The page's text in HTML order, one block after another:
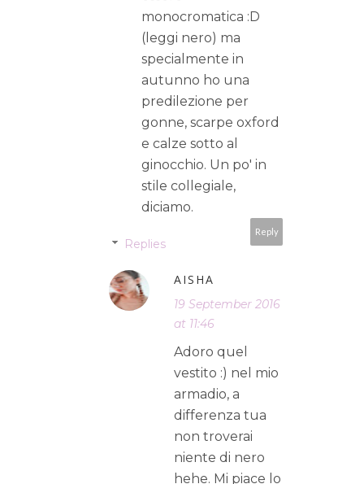
monocromatica :D
(leggi nero) ma
specialmente in
autunno ho una
predilezione per
gonne, scarpe oxford
e calze sotto al
ginocchio. Un po' in
stile collegiale,
diciamo.
Reply
Replies
AISHA
19 September 2016
at 11:46
Adoro quel
vestito :) nel mio
armadio, a
differenza tua
non troverai
niente di nero
hehe. Mi piace lo